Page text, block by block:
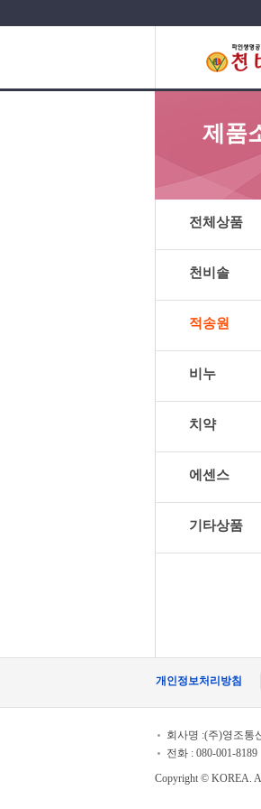
제품
전체상품
천비솔
적송원
비누
치약
에센스
기타상품
개인정보처리방침
회사명 :(주)영조통
전화 : 080-001-8189
Copyright © KOREA.